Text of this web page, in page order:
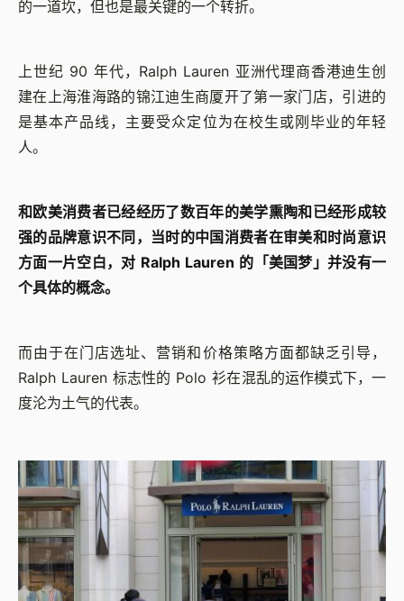
的一道坎，但也是最关键的一个转折。
上世纪 90 年代，Ralph Lauren 亚洲代理商香港迪生创
建在上海淮海路的锦江迪生商厦开了第一家门店，引进的
是基本产品线，主要受众定位为在校生或刚毕业的年轻
人。
和欧美消费者已经经历了数百年的美学熏陶和已经形成较
强的品牌意识不同，当时的中国消费者在审美和时尚意识
方面一片空白，对 Ralph Lauren 的「美国梦」并没有一
个具体的概念。
而由于在门店选址、营销和价格策略方面都缺乏引导，
Ralph Lauren 标志性的 Polo 衫在混乱的运作模式下，一
度沦为土气的代表。